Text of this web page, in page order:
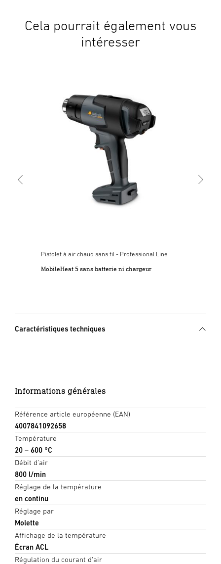
Cela pourrait également vous
intéresser
Pistolet à air chaud sans fil - Professional Line
MobileHeat 5 sans batterie ni chargeur
Caractéristiques techniques
Informations générales
Référence article européenne (EAN)
4007841092658
Température
20 – 600 °C
Débit d’air
800 l/min
Réglage de la température
en continu
Réglage par
Molette
Affichage de la température
Écran ACL
Régulation du courant d'air